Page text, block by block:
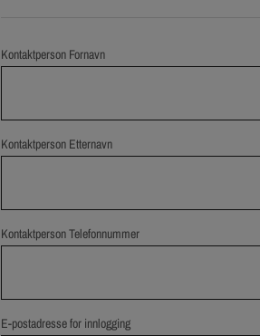
Kontaktperson Fornavn
Kontaktperson Etternavn
Kontaktperson Telefonnummer
E-postadresse for innlogging